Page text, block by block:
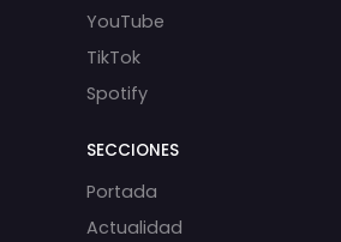
YouTube
TikTok
Spotify
SECCIONES
Portada
Actualidad